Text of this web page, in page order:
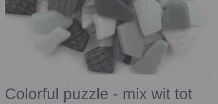
Colorful puzzle - mix wit tot